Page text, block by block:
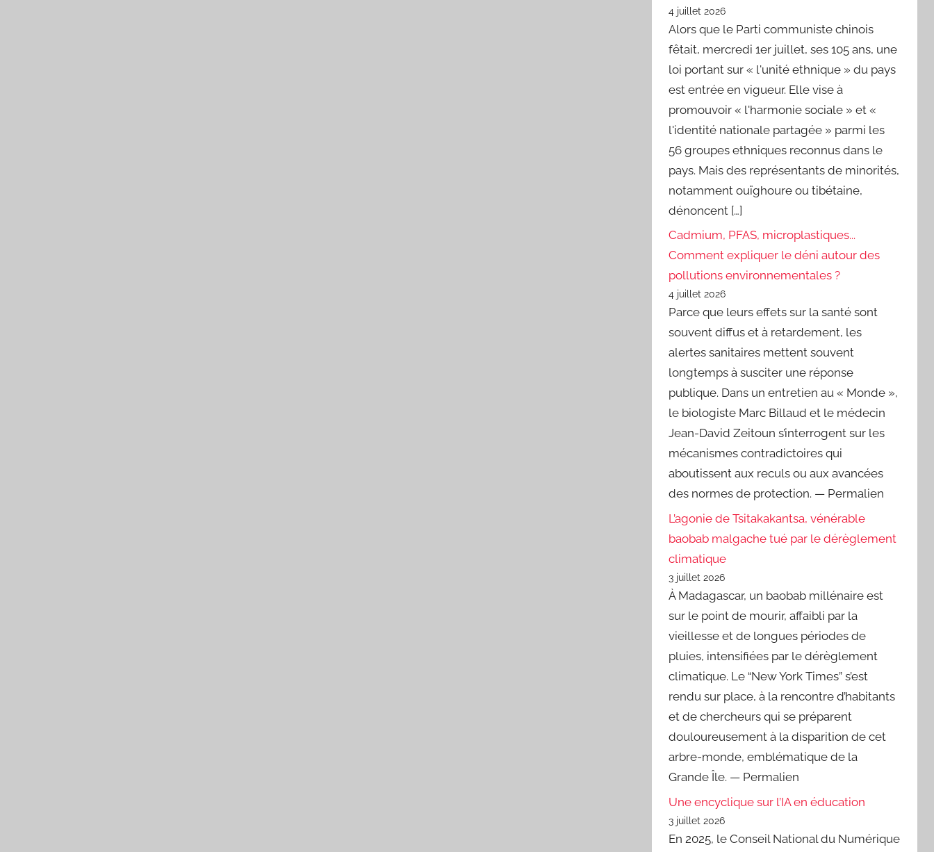
4 juillet 2026
Alors que le Parti communiste chinois
fêtait, mercredi 1er juillet, ses 105 ans, une
loi portant sur « l'unité ethnique » du pays
est entrée en vigueur. Elle vise à
promouvoir « l'harmonie sociale » et «
l'identité nationale partagée » parmi les
56 groupes ethniques reconnus dans le
pays. Mais des représentants de minorités,
notamment ouïghoure ou tibétaine,
dénoncent […]
Cadmium, PFAS, microplastiques...
Comment expliquer le déni autour des
pollutions environnementales ?
4 juillet 2026
Parce que leurs effets sur la santé sont
souvent diffus et à retardement, les
alertes sanitaires mettent souvent
longtemps à susciter une réponse
publique. Dans un entretien au « Monde »,
le biologiste Marc Billaud et le médecin
Jean-David Zeitoun s’interrogent sur les
mécanismes contradictoires qui
aboutissent aux reculs ou aux avancées
des normes de protection. — Permalien
L’agonie de Tsitakakantsa, vénérable
baobab malgache tué par le dérèglement
climatique
3 juillet 2026
À Madagascar, un baobab millénaire est
sur le point de mourir, affaibli par la
vieillesse et de longues périodes de
pluies, intensifiées par le dérèglement
climatique. Le “New York Times” s’est
rendu sur place, à la rencontre d’habitants
et de chercheurs qui se préparent
douloureusement à la disparition de cet
arbre-monde, emblématique de la
Grande Île. — Permalien
Une encyclique sur l’IA en éducation
3 juillet 2026
En 2025, le Conseil National du Numérique